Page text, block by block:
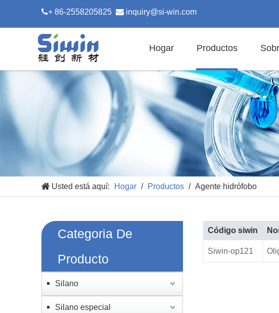
+ 86-2558205825  inquiry@si-win.com
Hogar Productos
Usted está aquí: Hogar / Productos / Agente hidrófobo
Categoria De
Producto
Silano
Silano especial
Código siwin
Siwin-op121